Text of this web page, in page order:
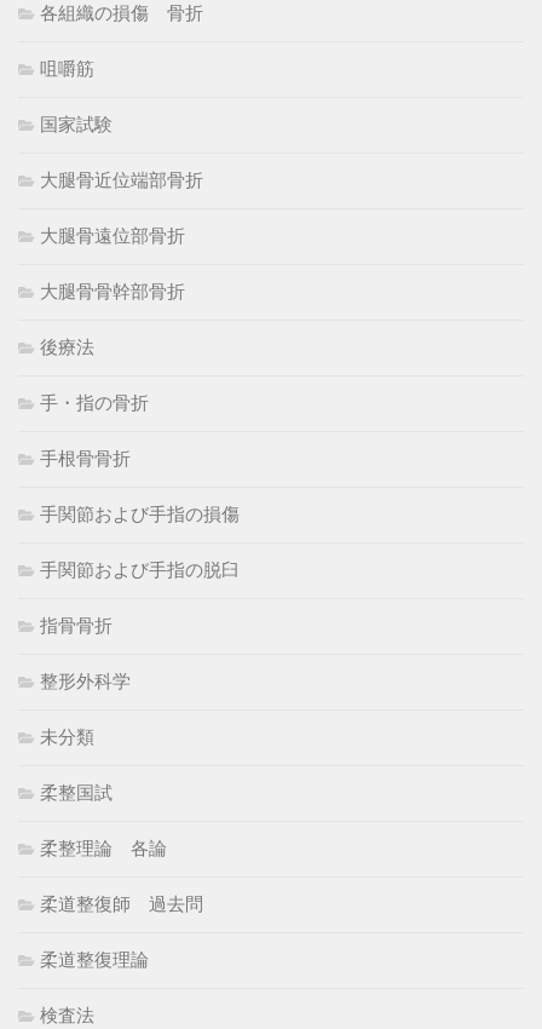
各組織の損傷 骨折
咀嚼筋
国家試験
大腿骨近位端部骨折
大腿骨遠位部骨折
大腿骨骨幹部骨折
後療法
手・指の骨折
手根骨骨折
手関節および手指の損傷
手関節および手指の脱臼
指骨骨折
整形外科学
未分類
柔整国試
柔整理論 各論
柔道整復師 過去問
柔道整復理論
検査法